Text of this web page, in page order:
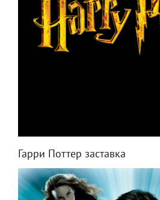
Гарри Поттер заставка